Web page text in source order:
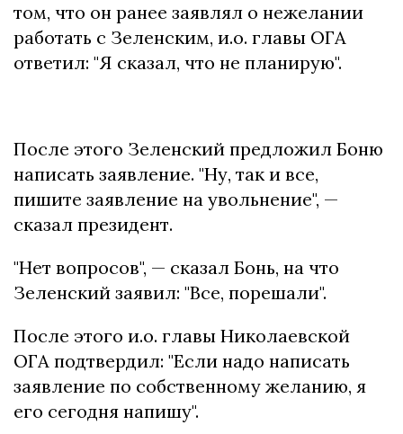
том, что он ранее заявлял о нежелании
работать с Зеленским, и.о. главы ОГА
ответил: "Я сказал, что не планирую".
После этого Зеленский предложил Боню
написать заявление. "Ну, так и все,
пишите заявление на увольнение", —
сказал президент.
"Нет вопросов", — сказал Бонь, на что
Зеленский заявил: "Все, порешали".
После этого и.о. главы Николаевской
ОГА подтвердил: "Если надо написать
заявление по собственному желанию, я
его сегодня напишу".